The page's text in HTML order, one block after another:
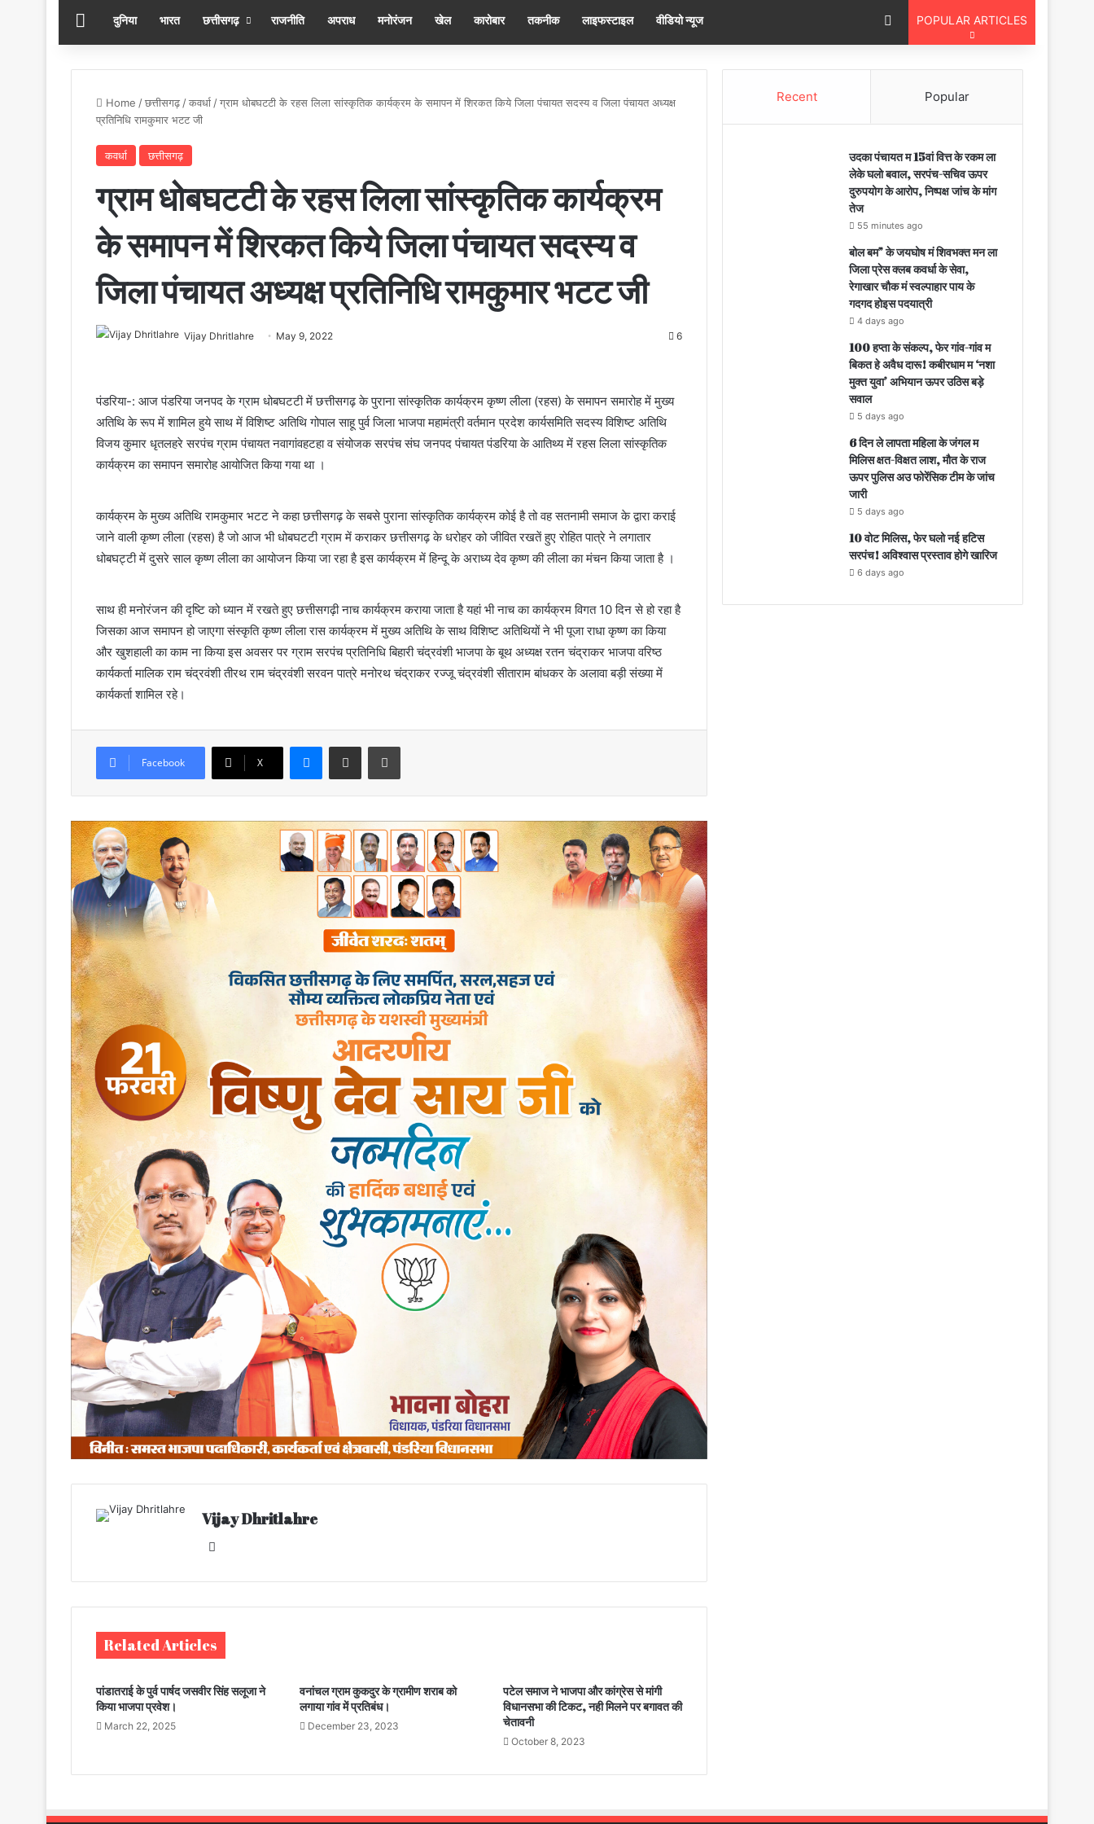
दुनिया भारत छत्तीसगढ़ राजनीति अपराध मनोरंजन खेल कारोबार तकनीक लाइफस्टाइल वीडियो न्यूज Switch skin
POPULAR ARTICLES
Home /छत्तीसगढ़ /कवर्धा /ग्राम धोबघटटी के रहस लिला सांस्कृतिक कार्यक्रम के समापन में शिरकत किये जिला पंचायत सदस्य व जिला पंचायत अध्यक्ष
प्रतिनिधि रामकुमार भटट जी
कवर्धा छत्तीसगढ़
ग्राम धोबघटटी के रहस लिला सांस्कृतिक कार्यक्रम
के समापन में शिरकत किये जिला पंचायत सदस्य व
जिला पंचायत अध्यक्ष प्रतिनिधि रामकुमार भटट जी
Vijay Dhritlahre May 9, 2022 6
पंडरिया-: आज पंडरिया जनपद के ग्राम धोबघटटी में छत्तीसगढ़ के पुराना सांस्कृतिक कार्यक्रम कृष्ण लीला (रहस) के समापन समारोह में मुख्य
अतिथि के रूप में शामिल हुये साथ में विशिष्ट अतिथि गोपाल साहू पुर्व जिला भाजपा महामंत्री वर्तमान प्रदेश कार्यसमिति सदस्य विशिष्ट अतिथि
विजय कुमार धृतलहरे सरपंच ग्राम पंचायत नवागांवहटहा व संयोजक सरपंच संघ जनपद पंचायत पंडरिया के आतिथ्य में रहस लिला सांस्कृतिक
कार्यक्रम का समापन समारोह आयोजित किया गया था ।
कार्यक्रम के मुख्य अतिथि रामकुमार भटट ने कहा छत्तीसगढ़ के सबसे पुराना सांस्कृतिक कार्यक्रम कोई है तो वह सतनामी समाज के द्वारा कराई
जाने वाली कृष्ण लीला (रहस) है जो आज भी धोबघटटी ग्राम में कराकर छत्तीसगढ़ के धरोहर को जीवित रखतें हुए रोहित पात्रे ने लगातार
धोबघट्टी में दुसरे साल कृष्ण लीला का आयोजन किया जा रहा है इस कार्यक्रम में हिन्दू के अराध्य देव कृष्ण की लीला का मंचन किया जाता है ।
साथ ही मनोरंजन की दृष्टि को ध्यान में रखते हुए छत्तीसगढ़ी नाच कार्यक्रम कराया जाता है यहां भी नाच का कार्यक्रम विगत 10 दिन से हो रहा है
जिसका आज समापन हो जाएगा संस्कृति कृष्ण लीला रास कार्यक्रम में मुख्य अतिथि के साथ विशिष्ट अतिथियों ने भी पूजा राधा कृष्ण का किया
और खुशहाली का काम ना किया इस अवसर पर ग्राम सरपंच प्रतिनिधि बिहारी चंद्रवंशी भाजपा के बूथ अध्यक्ष रतन चंद्राकर भाजपा वरिष्ठ
कार्यकर्ता मालिक राम चंद्रवंशी तीरथ राम चंद्रवंशी सरवन पात्रे मनोरथ चंद्राकर रज्जू चंद्रवंशी सीताराम बांधकर के अलावा बड़ी संख्या में
कार्यकर्ता शामिल रहे।
Facebook X
Vijay Dhritlahre
te
Related Articles
पांडातराई के पुर्व पार्षद जसवीर सिंह सलूजा ने
किया भाजपा प्रवेश।
March 22, 2025
वनांचल ग्राम कुकदुर के ग्रामीण शराब को
लगाया गांव में प्रतिबंध।
December 23, 2023
पटेल समाज ने भाजपा और कांग्रेस से मांगी
विधानसभा की टिकट, नही मिलने पर बगावत की
चेतावनी
October 8, 2023
Recent Popular
उदका पंचायत म 15वां वित्त के रकम ला
लेके घलो बवाल, सरपंच-सचिव ऊपर
दुरुपयोग के आरोप, निष्पक्ष जांच के मांग
तेज
55 minutes ago
बोल बम” के जयघोष मं शिवभक्त मन ला
जिला प्रेस क्लब कवर्धा के सेवा,
रेगाखार चौक मं स्वल्पाहार पाय के
गदगद होइस पदयात्री
4 days ago
100 हप्ता के संकल्प, फेर गांव-गांव म
बिकत हे अवैध दारू! कबीरधाम म ‘नशा
मुक्त युवा’ अभियान ऊपर उठिस बड़े
सवाल
5 days ago
6 दिन ले लापता महिला के जंगल म
मिलिस क्षत-विक्षत लाश, मौत के राज
ऊपर पुलिस अउ फोरेंसिक टीम के जांच
जारी
5 days ago
10 वोट मिलिस, फेर घलो नई हटिस
सरपंच! अविश्वास प्रस्ताव होगे खारिज
6 days ago